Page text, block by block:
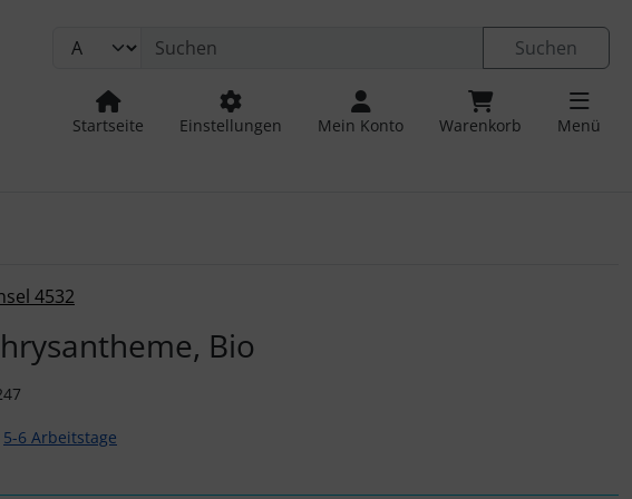
Suchen
Startseite Einstellungen Mein Konto Warenkorb Menü
4532
Bio
5-6 Arbeitstage
Bildern zu navigieren. Zum Vergrößern klicken Sie auf das Bild.